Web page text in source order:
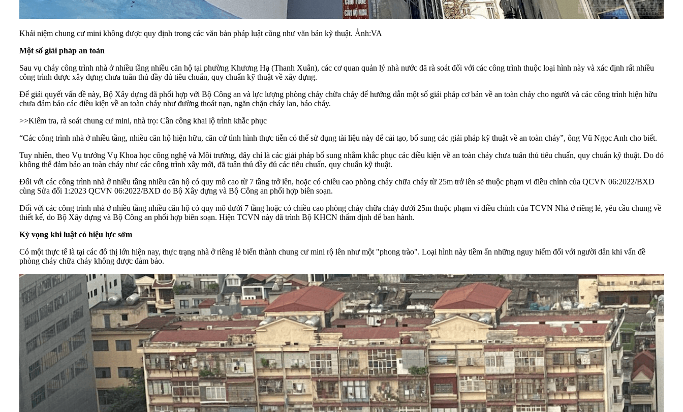
Khái niệm chung cư mini không được quy định trong các văn bản pháp luật cũng như văn bản kỹ thuật. Ảnh:VA
Một số giải pháp an toàn
Sau vụ cháy công trình nhà ở nhiều tầng nhiều căn hộ tại phường Khương Hạ (Thanh Xuân), các cơ quan quản lý nhà nước đã rà soát đối với các công trình thuộc loại hình này và xác định rất nhiều
công trình được xây dựng chưa tuân thủ đầy đủ tiêu chuẩn, quy chuẩn kỹ thuật về xây dựng.
Để giải quyết vấn đề này, Bộ Xây dựng đã phối hợp với Bộ Công an và lực lượng phòng cháy chữa cháy để hướng dẫn một số giải pháp cơ bản về an toàn cháy cho người và các công trình hiện hữu
chưa đảm bảo các điều kiện về an toàn cháy như đường thoát nạn, ngăn chặn cháy lan, báo cháy.
>>Kiểm tra, rà soát chung cư mini, nhà trọ: Cần công khai lộ trình khắc phục
“Các công trình nhà ở nhiều tầng, nhiều căn hộ hiện hữu, căn cứ tình hình thực tiễn có thể sử dụng tài liệu này để cải tạo, bổ sung các giải pháp kỹ thuật về an toàn cháy”, ông Vũ Ngọc Anh cho biết.
Tuy nhiên, theo Vụ trưởng Vụ Khoa học công nghệ và Môi trường, đây chỉ là các giải pháp bổ sung nhằm khắc phục các điều kiện về an toàn cháy chưa tuân thủ tiêu chuẩn, quy chuẩn kỹ thuật. Do đó
không thể đảm bảo an toàn cháy như các công trình xây mới, đã tuân thủ đầy đủ các tiêu chuẩn, quy chuẩn kỹ thuật.
Đối với các công trình nhà ở nhiều tầng nhiều căn hộ có quy mô cao từ 7 tầng trở lên, hoặc có chiều cao phòng cháy chữa cháy từ 25m trở lên sẽ thuộc phạm vi điều chỉnh của QCVN 06:2022/BXD
cùng Sửa đổi 1:2023 QCVN 06:2022/BXD do Bộ Xây dựng và Bộ Công an phối hợp biên soạn.
Đối với các công trình nhà ở nhiều tầng nhiều căn hộ có quy mô dưới 7 tầng hoặc có chiều cao phòng cháy chữa cháy dưới 25m thuộc phạm vi điều chỉnh của TCVN Nhà ở riêng lẻ, yêu cầu chung về
thiết kế, do Bộ Xây dựng và Bộ Công an phối hợp biên soạn. Hiện TCVN này đã trình Bộ KHCN thẩm định để ban hành.
Kỳ vọng khi luật có hiệu lực sớm
Có một thực tế là tại các đô thị lớn hiện nay, thực trạng nhà ở riêng lẻ biến thành chung cư mini rộ lên như một "phong trào". Loại hình này tiềm ẩn những nguy hiểm đối với người dân khi vấn đề
phòng cháy chữa cháy không được đảm bảo.